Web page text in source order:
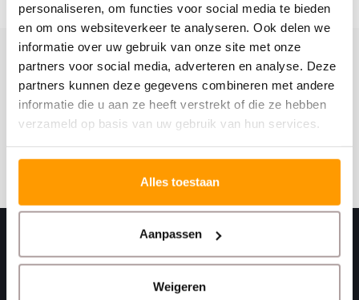
personaliseren, om functies voor social media te bieden
en om ons websiteverkeer te analyseren. Ook delen we
informatie over uw gebruik van onze site met onze
partners voor social media, adverteren en analyse. Deze
partners kunnen deze gegevens combineren met andere
informatie die u aan ze heeft verstrekt of die ze hebben
verzameld op basis van uw gebruik van hun services.
Alles toestaan
Aanpassen
Weigeren
Schrijf je hier in voor onze nieuwsbrief
Ontvang onze nieuwste aanbiedingen en
kortingscodes
Abonneer